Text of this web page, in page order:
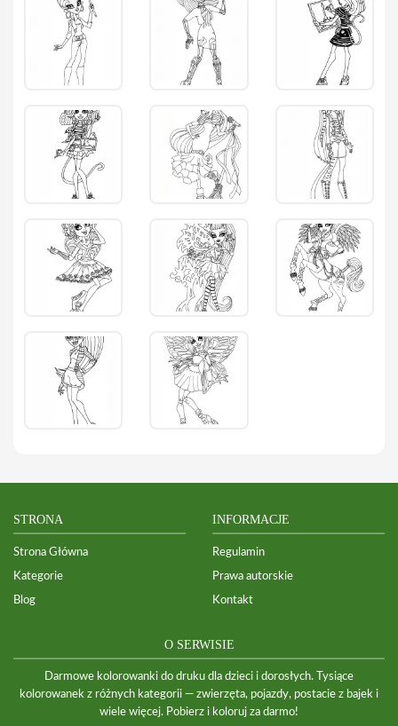
STRONA
Strona Główna
Kategorie
Blog
INFORMACJE
Regulamin
Prawa autorskie
Kontakt
O SERWISIE
Darmowe kolorowanki do druku dla dzieci i dorosłych. Tysiące
kolorowanek z różnych kategorii — zwierzęta, pojazdy, postacie z bajek i
wiele więcej. Pobierz i koloruj za darmo!